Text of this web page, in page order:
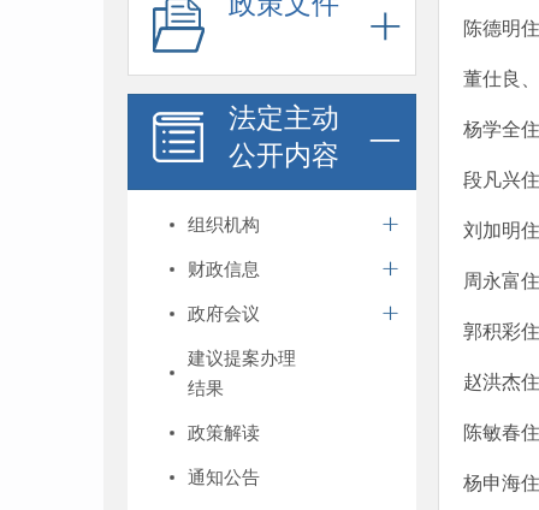
法定主动
公开内容
组织机构
财政信息
政府会议
建议提案办理
结果
政策解读
通知公告
陈德明
董仕良
杨学全
段凡兴
刘加明
周永富
郭积彩
赵洪杰
陈敏春
杨申海